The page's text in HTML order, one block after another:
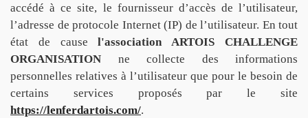
accédé à ce site, le fournisseur d’accès de l’utilisateur,
l’adresse de protocole Internet (IP) de l’utilisateur. En tout
état de causel'association ARTOIS CHALLENGE
ORGANISATION
ne collecte des informations
personnelles relatives à l’utilisateur que pour le besoin de
certains services proposés par le site
https://lenferdartois.com/.